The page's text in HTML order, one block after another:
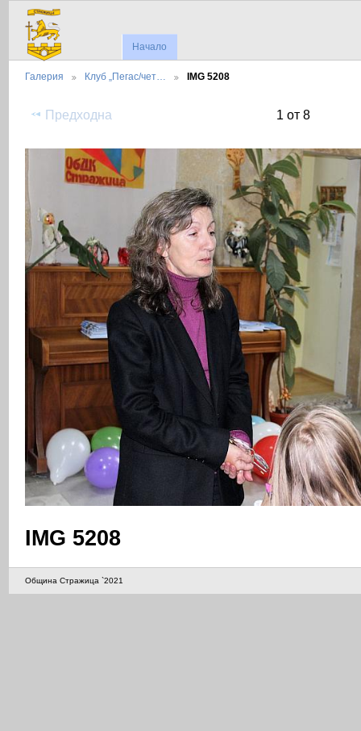
Начало
Галерия Клуб „Пегас/чет… IMG 5208
Предходна 1 от 8
IMG 5208
Община Стражица `2021